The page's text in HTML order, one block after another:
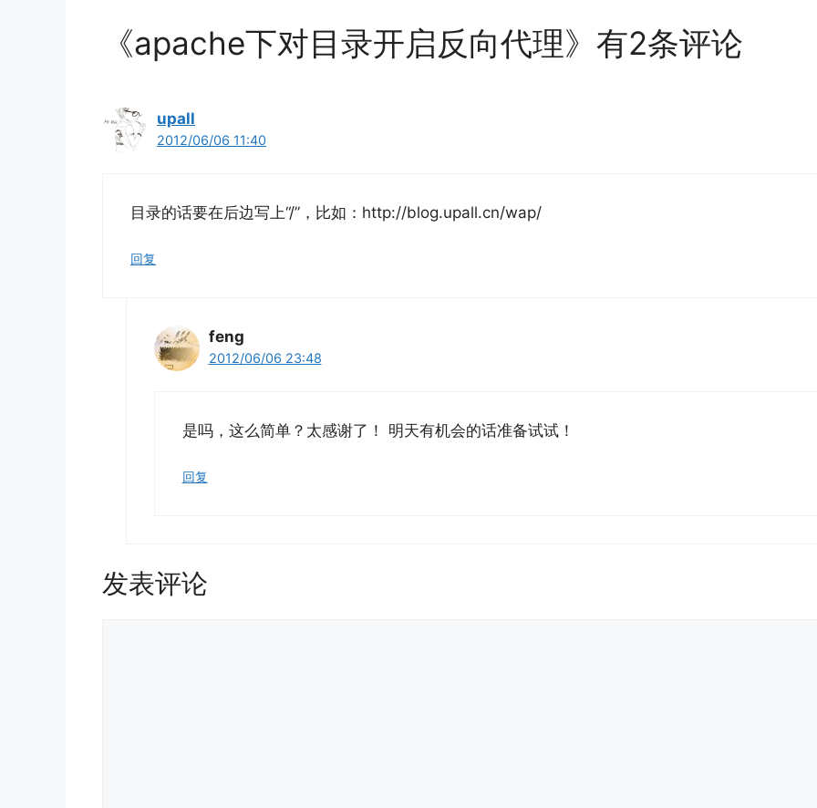
《apache下对目录开启反向代理》有2条评论
upall
2012/06/06 11:40
目录的话要在后边写上“/”，比如：http://blog.upall.cn/wap/
回复
feng
2012/06/06 23:48
是吗，这么简单？太感谢了！ 明天有机会的话准备试试！
回复
发表评论